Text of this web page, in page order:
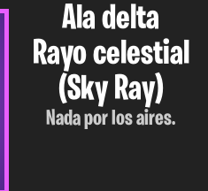
Ala delta
Rayo celestial
(Sky Ray)
Nada por los aires.